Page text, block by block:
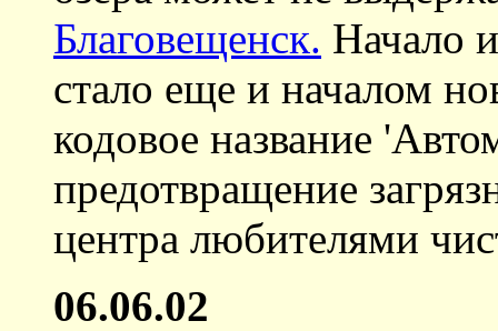
Благовещенск. Начало
стало еще и началом
кодовое название
предотвращение
центра любителями
06.06.02